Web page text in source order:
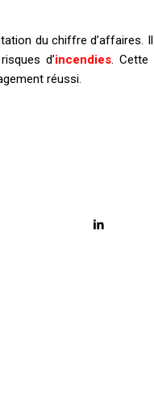
du chiffre d’affaires.
d’incendies. Cette
réussi.